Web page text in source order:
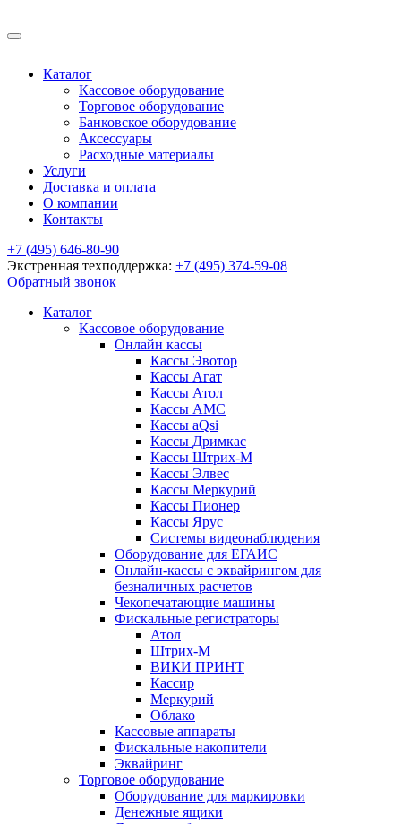
Каталог
Кассовое оборудование
Торговое оборудование
Банковское оборудование
Аксессуары
Расходные материалы
Услуги
Доставка и оплата
О компании
Контакты
+7 (495) 646-80-90
Экстренная техподдержка: +7 (495) 374-59-08
Обратный звонок
Каталог
Кассовое оборудование
Онлайн кассы
Кассы Эвотор
Кассы Агат
Кассы Атол
Кассы АМС
Кассы aQsi
Кассы Дримкас
Кассы Штрих-М
Кассы Элвес
Кассы Меркурий
Кассы Пионер
Кассы Ярус
Системы видеонаблюдения
Оборудование для ЕГАИС
Онлайн-кассы с эквайрингом для
безналичных расчетов
Чекопечатающие машины
Фискальные регистраторы
Атол
Штрих-М
ВИКИ ПРИНТ
Кассир
Меркурий
Облако
Кассовые аппараты
Фискальные накопители
Эквайринг
Торговое оборудование
Оборудование для маркировки
Денежные ящики